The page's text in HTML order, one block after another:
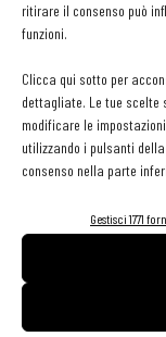
ritirare il consenso può
funzioni.
Clicca qui sotto per
dettagliate. Le tue scelte
modificare le
utilizzando i pulsanti
consenso nella parte
Gestisci 1771
I nuovi
Divine Creazioni
Martino Ragusa - 4